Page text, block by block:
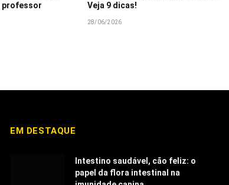
professor
Veja 9 dicas!
28/06/2026
EM DESTAQUE
Intestino saudável, cão feliz: o
papel da flora intestinal na